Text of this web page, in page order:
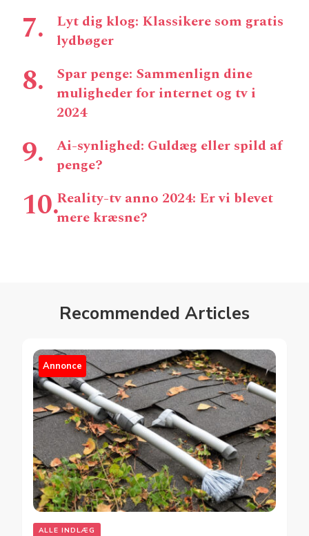
Lyt dig klog: Klassikere som gratis
lydbøger
Spar penge: Sammenlign dine
muligheder for internet og tv i
2024
Ai-synlighed: Guldæg eller spild af
penge?
Reality-tv anno 2024: Er vi blevet
mere kræsne?
Recommended Articles
Annonce
ALLE INDLÆG